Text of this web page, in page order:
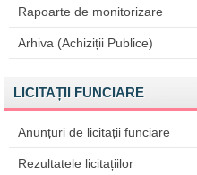
Rapoarte de monitorizare
Arhiva (Achiziții Publice)
LICITAȚII FUNCIARE
Anunțuri de licitații funciare
Rezultatele licitațiilor